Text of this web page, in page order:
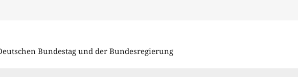
Bundestag und der Bundesregierung